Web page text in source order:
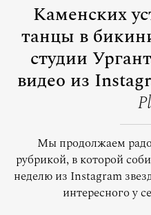
Каменских
танцы в
студии
видео из
Мы продолжаем
рубрикой, в которой
неделю из Instagram
интересного у